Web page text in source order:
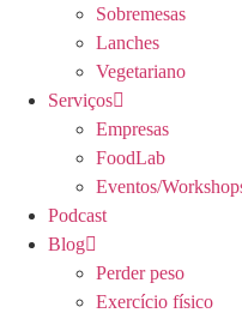
Sobremesas
Lanches
Vegetariano
Serviços
Empresas
FoodLab
Eventos/
Podcast
Blog
Perder peso
Exercício físico